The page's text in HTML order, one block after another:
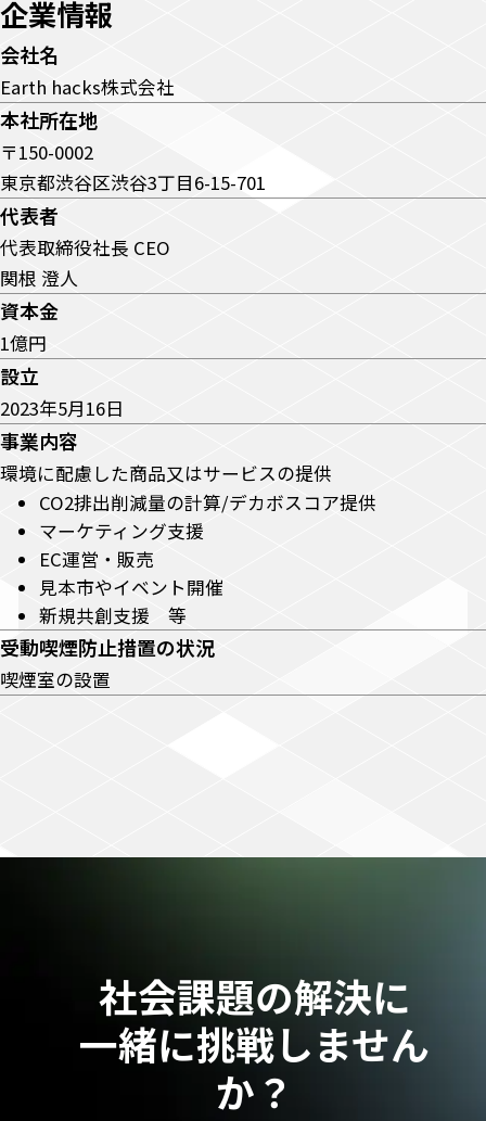
企業情報
会社名
Earth hacks株式会社
本社所在地
〒150-0002
東京都渋谷区渋谷3丁目6-15-701
代表者
代表取締役社長 CEO
関根 澄人
資本金
1億円
設立
2023年5月16日
事業内容
環境に配慮した商品又はサービスの提供
CO2排出削減量の計算/デカボスコア提供
マーケティング支援
EC運営・販売
見本市やイベント開催
新規共創支援 等
受動喫煙防止措置の状況
喫煙室の設置
社会課題の解決に
一緒に挑戦しません
か？